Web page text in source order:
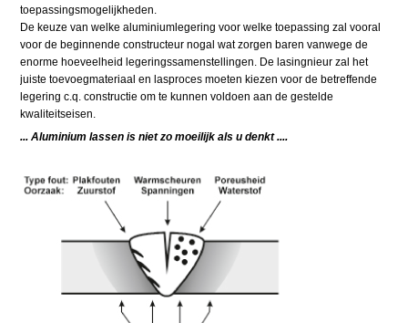
toepassingsmogelijkheden.
De keuze van welke aluminiumlegering voor welke toepassing zal vooral
voor de beginnende constructeur nogal wat zorgen baren vanwege de
enorme hoeveelheid legeringssamenstellingen. De lasingnieur zal het
juiste toevoegmateriaal en lasproces moeten kiezen voor de betreffende
legering c.q. constructie om te kunnen voldoen aan de gestelde
kwaliteitseisen.
... Aluminium lassen is niet zo moeilijk als u denkt ....